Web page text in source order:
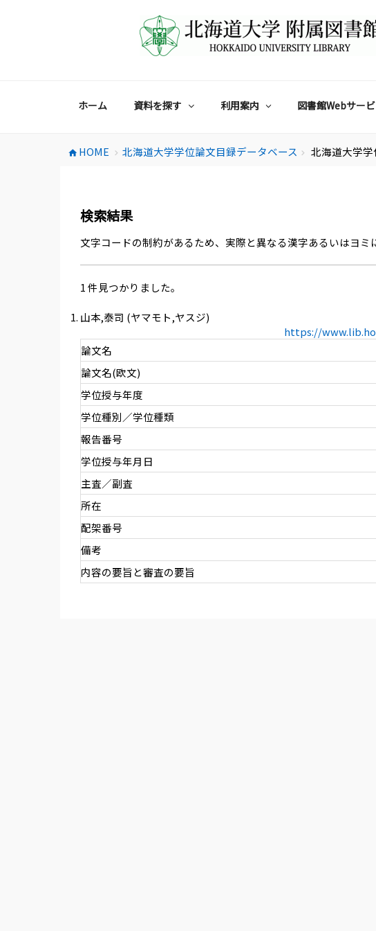
ホーム 資料を探す 利用案内 図書館Webサー
home HOME chevron_right 北海道大学学位論文目録データベース chevron_right 北海道大学
検索結果
文字コードの制約があるため、実際と異なる漢字あるいはヨミ
1 件見つかりました。
山本,泰司 (ヤマモト,ヤスジ)
https://
論文名
論文名(欧文)
学位授与年度
学位種別／学位種類
報告番号
学位授与年月日
主査／副査
所在
配架番号
備考
内容の要旨と審査の要旨